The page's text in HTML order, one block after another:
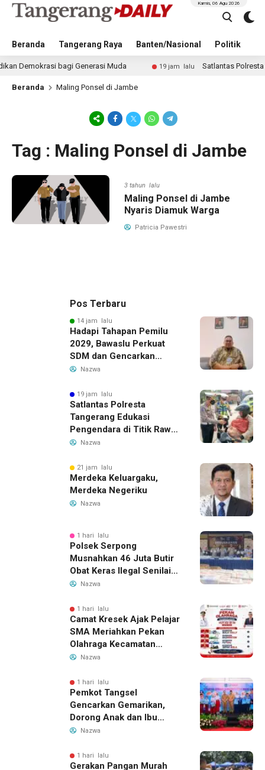
Beranda Tangerang Raya Banten/Nasional Politik
Kamis, 06 Agu 2026
bagi Generasi Muda 19 jam lalu Satlantas Polresta
Beranda Maling Ponsel di Jambe
Tag : Maling Ponsel di Jambe
3 tahun lalu
Maling Ponsel di Jambe
Nyaris Diamuk Warga
Patricia Pawestri
Pos Terbaru
14 jam lalu
Hadapi Tahapan Pemilu
2029, Bawaslu Perkuat
SDM dan Gencarkan
Pendidikan Demokrasi
Nazwa
19 jam lalu
Satlantas Polresta
Tangerang Edukasi
Pengendara di Titik Rawan
Kecelakaan Lewat
Nazwa
21 jam lalu
Merdeka Keluargaku,
Merdeka Negeriku
Nazwa
1 hari lalu
Polsek Serpong
Musnahkan 46 Juta Butir
Obat Keras Ilegal Senilai
Rp230 Miliar
Nazwa
1 hari lalu
Camat Kresek Ajak Pelajar
SMA Meriahkan Pekan
Olahraga Kecamatan
Kresek 2026
Nazwa
1 hari lalu
Pemkot Tangsel
Gencarkan Gemarikan,
Dorong Anak dan Ibu
Hamil Penuhi Protein
Nazwa
1 hari lalu
Gerakan Pangan Murah